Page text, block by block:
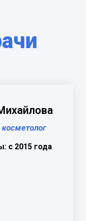
с 2015 года